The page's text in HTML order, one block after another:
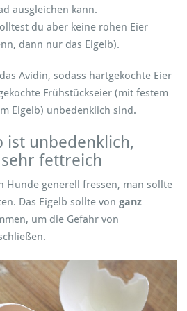
ausgleichen kann.
du aber keine rohen Eier
dann nur das Eigelb).
Avidin, sodass hartgekochte Eier
Frühstückseier (mit festem
Eigelb) unbedenklich sind.
ist unbedenklich,
fettreich
Hunde generell fressen, man sollte
Das Eigelb sollte von ganz
um die Gefahr von